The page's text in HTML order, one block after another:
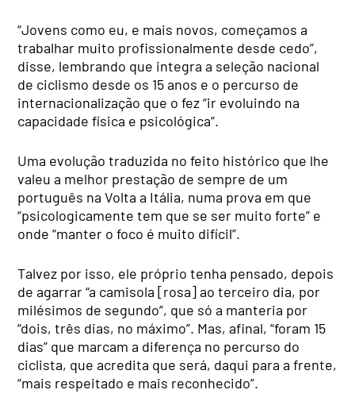
“Jovens como eu, e mais novos, começamos a
trabalhar muito profissionalmente desde cedo”,
disse, lembrando que integra a seleção nacional
de ciclismo desde os 15 anos e o percurso de
internacionalização que o fez “ir evoluindo na
capacidade física e psicológica”.
Uma evolução traduzida no feito histórico que lhe
valeu a melhor prestação de sempre de um
português na Volta a Itália, numa prova em que
“psicologicamente tem que se ser muito forte” e
onde “manter o foco é muito difícil”.
Talvez por isso, ele próprio tenha pensado, depois
de agarrar “a camisola [rosa] ao terceiro dia, por
milésimos de segundo”, que só a manteria por
“dois, três dias, no máximo”. Mas, afinal, “foram 15
dias” que marcam a diferença no percurso do
ciclista, que acredita que será, daqui para a frente,
“mais respeitado e mais reconhecido”.